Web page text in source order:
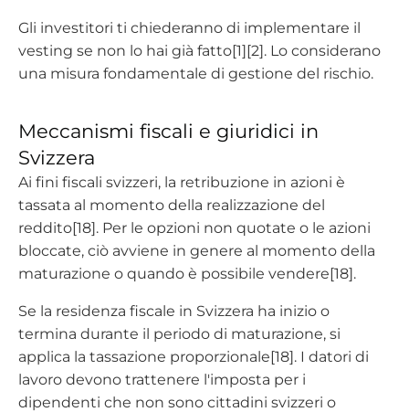
Gli investitori ti chiederanno di implementare il
vesting se non lo hai già fatto[1][2]. Lo considerano
una misura fondamentale di gestione del rischio.
Meccanismi fiscali e giuridici in
Svizzera
Ai fini fiscali svizzeri, la retribuzione in azioni è
tassata al momento della realizzazione del
reddito[18]. Per le opzioni non quotate o le azioni
bloccate, ciò avviene in genere al momento della
maturazione o quando è possibile vendere[18].
Se la residenza fiscale in Svizzera ha inizio o
termina durante il periodo di maturazione, si
applica la tassazione proporzionale[18]. I datori di
lavoro devono trattenere l'imposta per i
dipendenti che non sono cittadini svizzeri o